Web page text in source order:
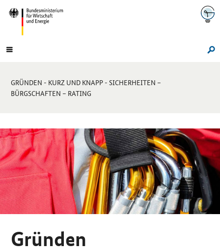
Navigation
Hauptmenü
Sie
sind
GRÜNDEN - KURZ UND KNAPP - SICHERHEITEN –
BÜRGSCHAFTEN – RATING
Sprungmarken-
Navigation
Gründen